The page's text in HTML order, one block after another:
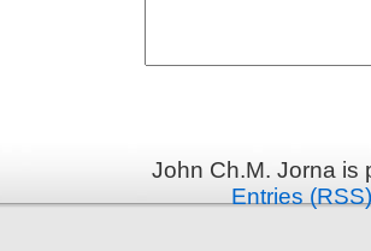
John Ch.M. Jorna
Entries (RSS)